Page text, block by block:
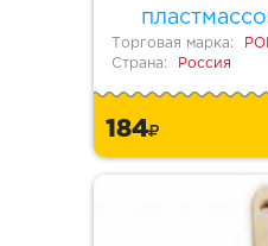
Торговая марка:
Страна:
Россия
184